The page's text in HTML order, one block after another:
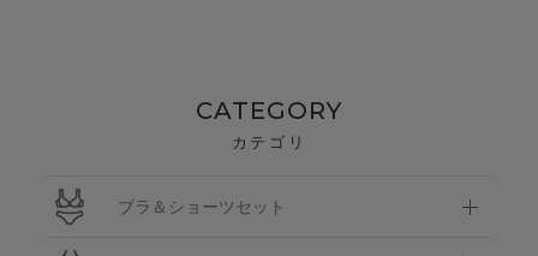
CATEGORY
カテゴリ
ブラ＆ショーツセット